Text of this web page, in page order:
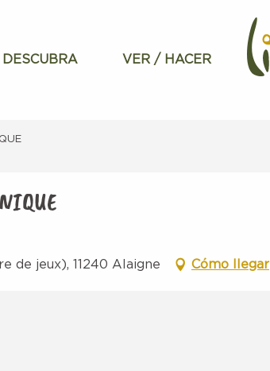
DESCUBRA VER / HACER
de jeux), 11240 Alaigne Cómo llegar